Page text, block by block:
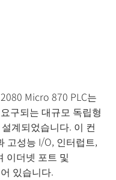
Micro 870 PLC는
구되는 대규모 독립형
계되었습니다. 이 컨
고성능 I/O, 인터럽트,
이더넷 포트 및
있습니다.